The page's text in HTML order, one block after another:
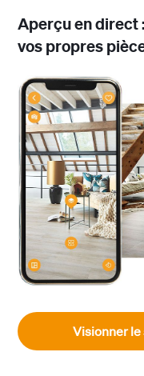
Aperçu en direct
vos propres
Visionner le